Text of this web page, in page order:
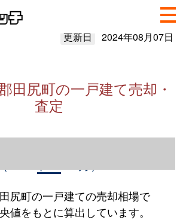
更新日 2024年08月07日
田尻町の一戸建て売却・
査定
尻町の一戸建ての売却相場で
値をもとに算出しています。